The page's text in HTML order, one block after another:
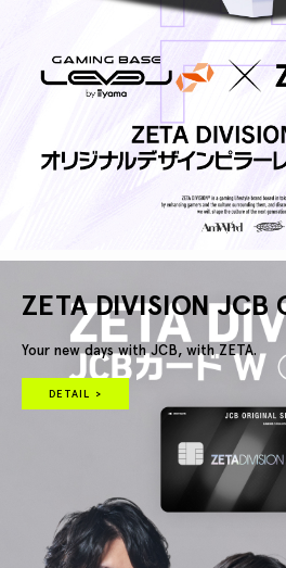
ZETA DIVISION JCB
Your new days with JCB, with ZETA.
DETAIL >